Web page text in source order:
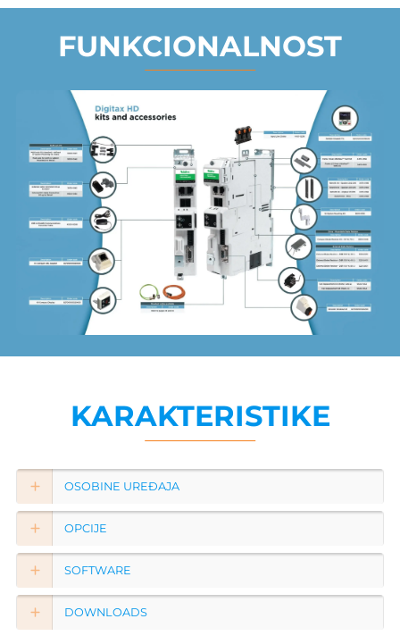
FUNKCIONALNOST
KARAKTERISTIKE
OSOBINE UREĐAJA
OPCIJE
SOFTWARE
DOWNLOADS